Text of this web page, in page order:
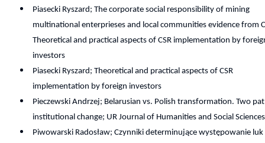
Piasecki Ryszard; The corporate social responsibility of mining
multinational enterprieses and local communities evidence from
Theoretical and practical aspects of CSR implementation by
investors
Piasecki Ryszard; Theoretical and practical aspects of CSR
implementation by foreign investors
Pieczewski Andrzej; Belarusian vs. Polish transformation. Two
institutional change; UR Journal of Humanities and Social Sciences
Piwowarski Radosław; Czynniki determinujące występowanie luk